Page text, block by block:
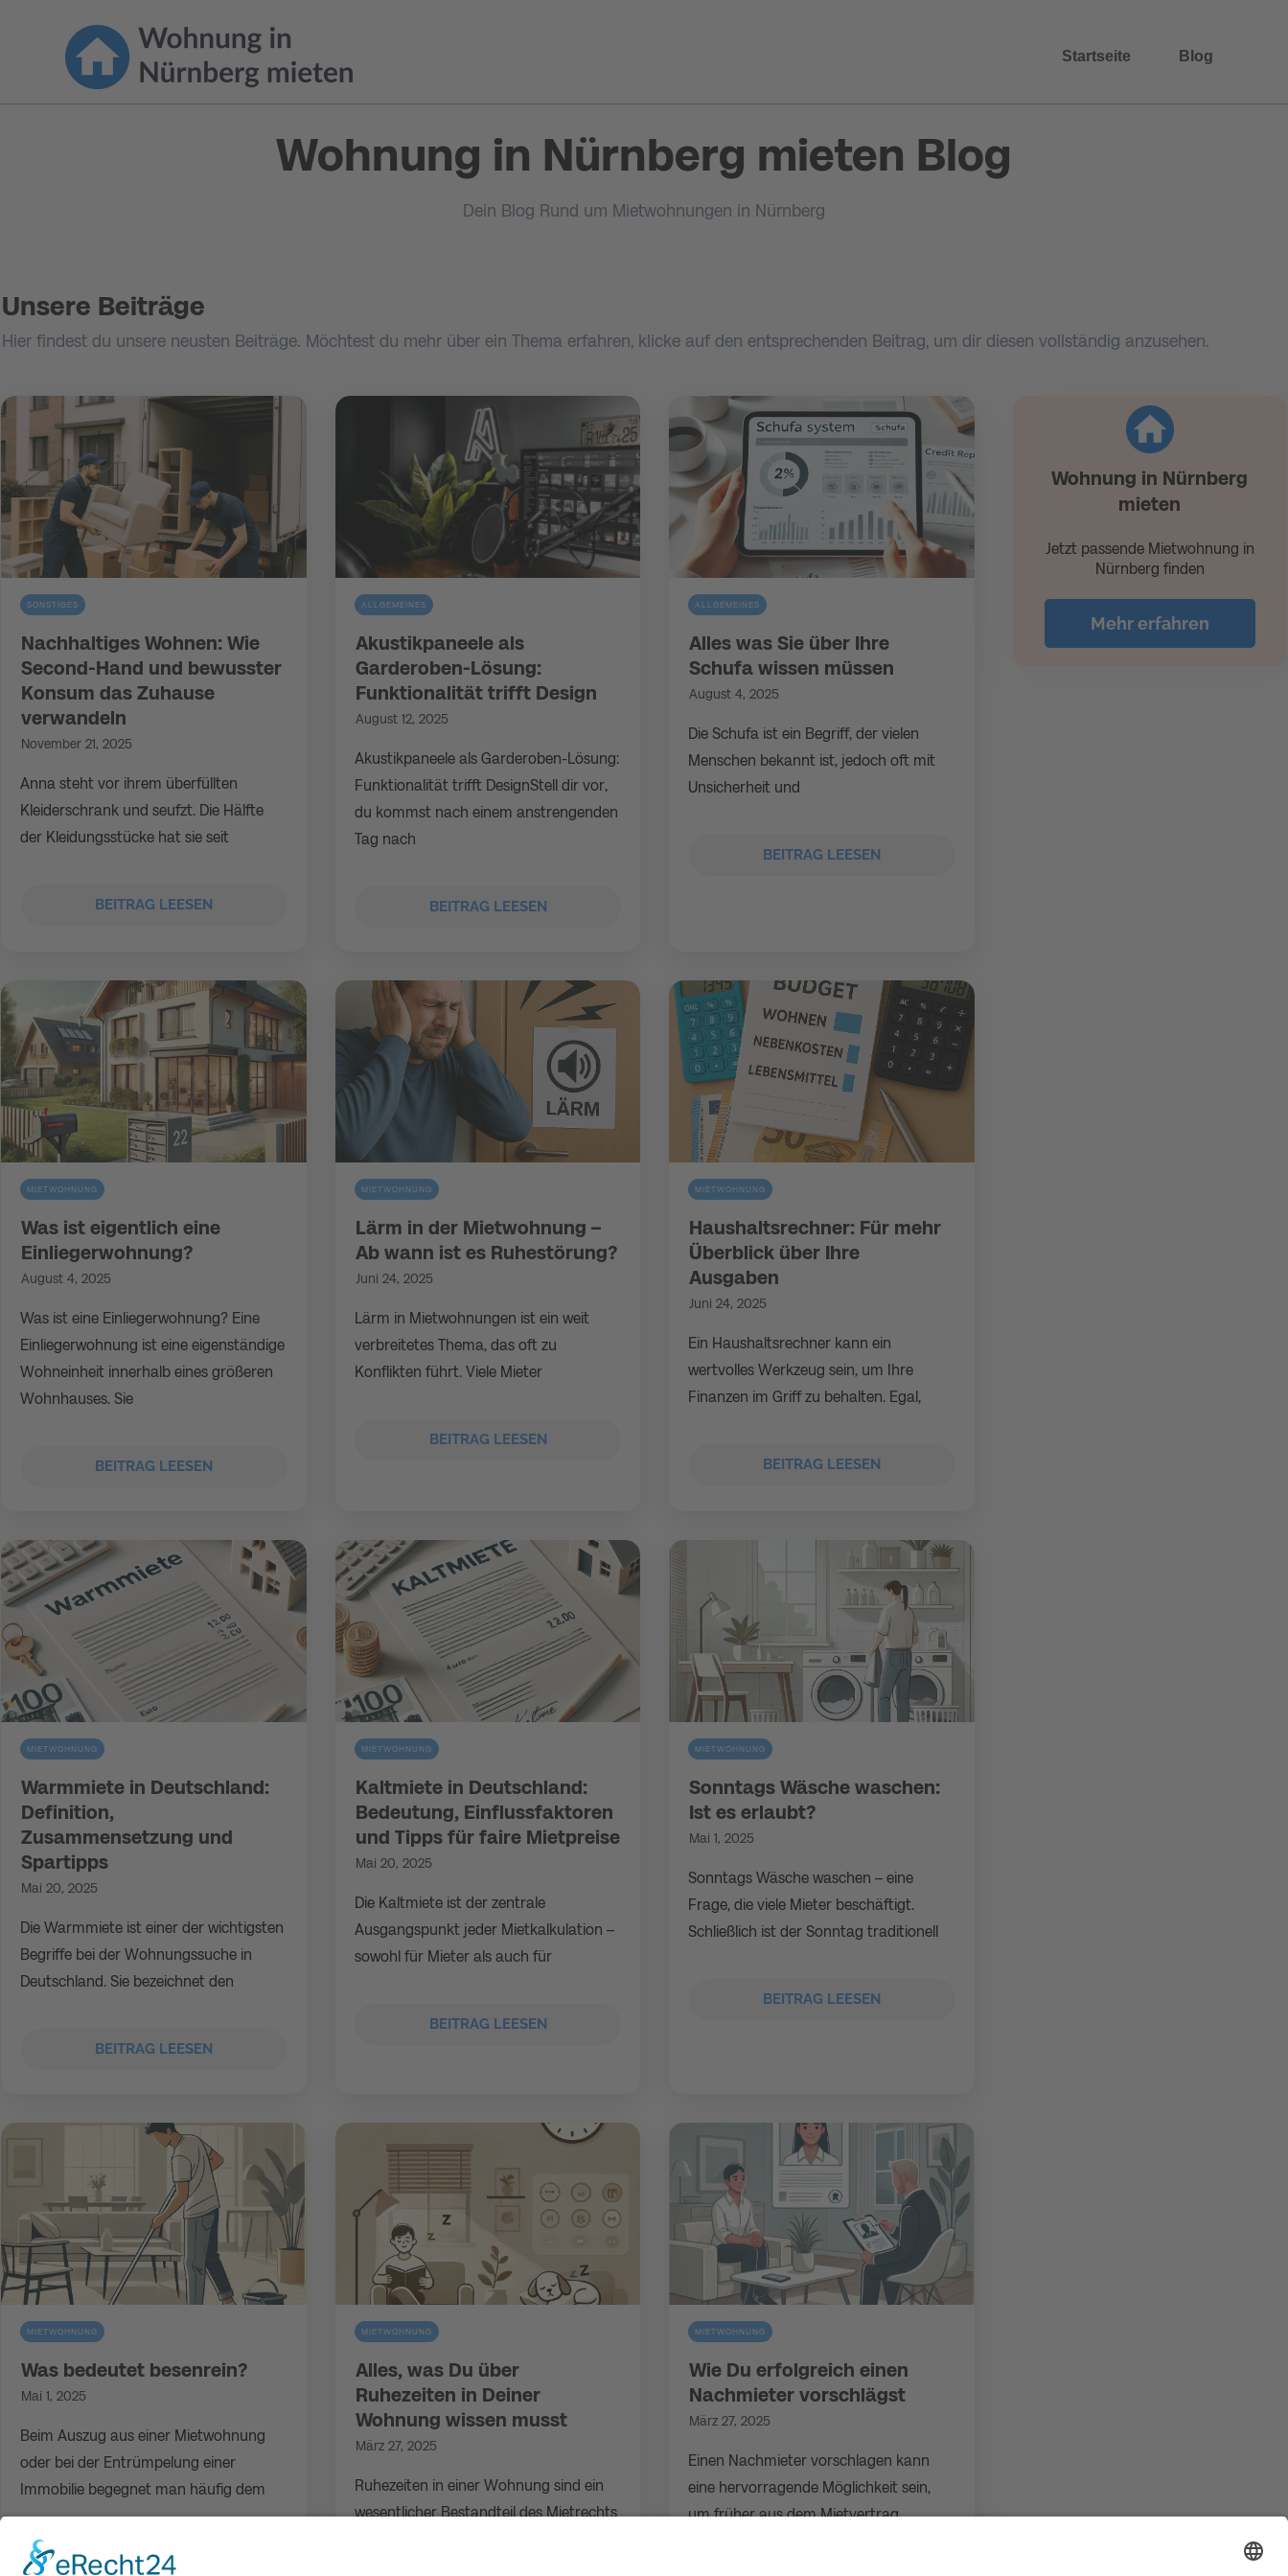
Startseite Blog
Wohnung in Nürnberg mieten Blog
Dein Blog Rund um Mietwohnungen in Nürnberg
Unsere Beiträge
Hier findest du unsere neusten Beiträge. Möchtest du mehr über ein Thema erfahren, klicke auf den entsprechenden Beitrag, um dir diesen vollständig anzusehen.
SONSTIGES
Nachhaltiges Wohnen: Wie
Second-Hand und bewusster
Konsum das Zuhause
verwandeln
November 21, 2025
Anna steht vor ihrem überfüllten
Kleiderschrank und seufzt. Die Hälfte
der Kleidungsstücke hat sie seit
BEITRAG LEESEN
ALLGEMEINES
Akustikpaneele als
Garderoben-Lösung:
Funktionalität trifft Design
August 12, 2025
Akustikpaneele als Garderoben-Lösung:
Funktionalität trifft DesignStell dir vor,
du kommst nach einem anstrengenden
Tag nach
BEITRAG LEESEN
ALLGEMEINES
Alles was Sie über Ihre
Schufa wissen müssen
August 4, 2025
Die Schufa ist ein Begriff, der vielen
Menschen bekannt ist, jedoch oft mit
Unsicherheit und
BEITRAG LEESEN
MIETWOHNUNG
Was ist eigentlich eine
Einliegerwohnung?
August 4, 2025
Was ist eine Einliegerwohnung? Eine
Einliegerwohnung ist eine eigenständige
Wohneinheit innerhalb eines größeren
Wohnhauses. Sie
BEITRAG LEESEN
MIETWOHNUNG
Lärm in der Mietwohnung –
Ab wann ist es Ruhestörung?
Juni 24, 2025
Lärm in Mietwohnungen ist ein weit
verbreitetes Thema, das oft zu
Konflikten führt. Viele Mieter
BEITRAG LEESEN
MIETWOHNUNG
Haushaltsrechner: Für mehr
Überblick über Ihre
Ausgaben
Juni 24, 2025
Ein Haushaltsrechner kann ein
wertvolles Werkzeug sein, um Ihre
Finanzen im Griff zu behalten. Egal,
BEITRAG LEESEN
MIETWOHNUNG
Warmmiete in Deutschland:
Definition,
Zusammensetzung und
Spartipps
Mai 20, 2025
Die Warmmiete ist einer der wichtigsten
Begriffe bei der Wohnungssuche in
Deutschland. Sie bezeichnet den
BEITRAG LEESEN
MIETWOHNUNG
Kaltmiete in Deutschland:
Bedeutung, Einflussfaktoren
und Tipps für faire Mietpreise
Mai 20, 2025
Die Kaltmiete ist der zentrale
Ausgangspunkt jeder Mietkalkulation –
sowohl für Mieter als auch für
BEITRAG LEESEN
MIETWOHNUNG
Sonntags Wäsche waschen:
Ist es erlaubt?
Mai 1, 2025
Sonntags Wäsche waschen – eine
Frage, die viele Mieter beschäftigt.
Schließlich ist der Sonntag traditionell
BEITRAG LEESEN
MIETWOHNUNG
Was bedeutet besenrein?
Mai 1, 2025
Beim Auszug aus einer Mietwohnung
oder bei der Entrümpelung einer
Immobilie begegnet man häufig dem
BEITRAG LEESEN
MIETWOHNUNG
Alles, was Du über
Ruhezeiten in Deiner
Wohnung wissen musst
März 27, 2025
Ruhezeiten in einer Wohnung sind ein
wesentlicher Bestandteil des Mietrechts
MIETWOHNUNG
Wie Du erfolgreich einen
Nachmieter vorschlägst
März 27, 2025
Einen Nachmieter vorschlagen kann
eine hervorragende Möglichkeit sein,
um früher aus dem Mietvertrag
Wohnung in Nürnberg
mieten
Jetzt passende Mietwohnung in
Nürnberg finden
Mehr erfahren